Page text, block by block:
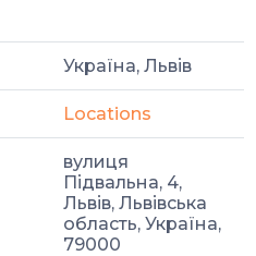
Україна, Львів
Locations
вулиця
Підвальна, 4,
Львів, Львівська
область, Україна,
79000